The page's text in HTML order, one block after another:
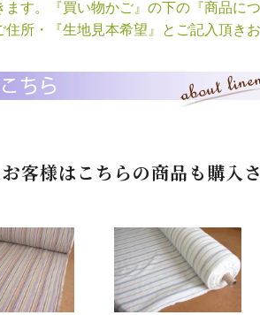
す。『買い物かご』の下の『商品に
所・『生地見本希望』とご記入頂き
様はこちらの商品も購入